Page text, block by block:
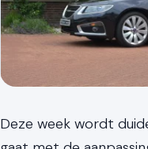
Deze week wordt